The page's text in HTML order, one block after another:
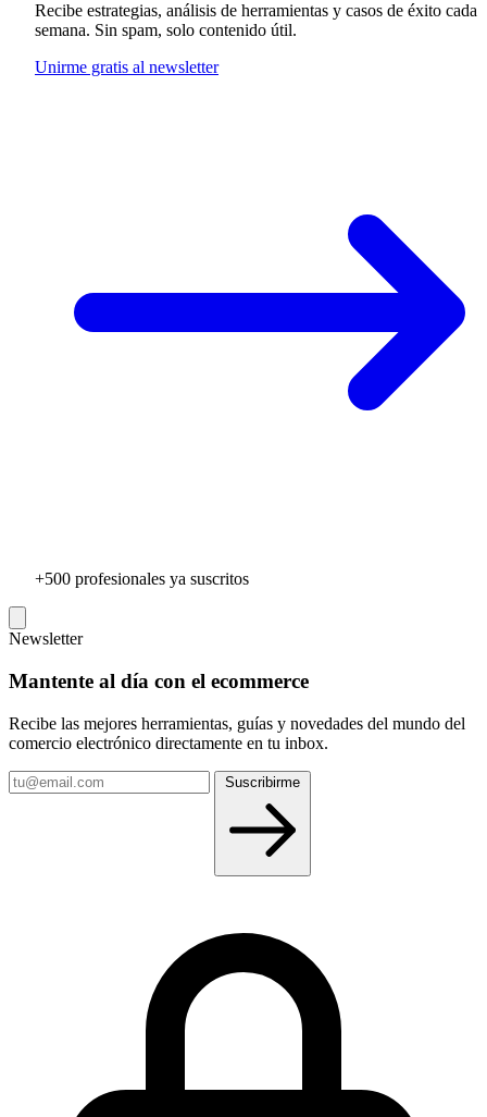
Recibe estrategias, análisis de herramientas y casos de éxito cada
semana. Sin spam, solo contenido útil.
Unirme gratis al newsletter
+500 profesionales ya suscritos
Newsletter
Mantente al día con el ecommerce
Recibe las mejores herramientas, guías y novedades del mundo del
comercio electrónico directamente en tu inbox.
Tu
email
Suscribirme